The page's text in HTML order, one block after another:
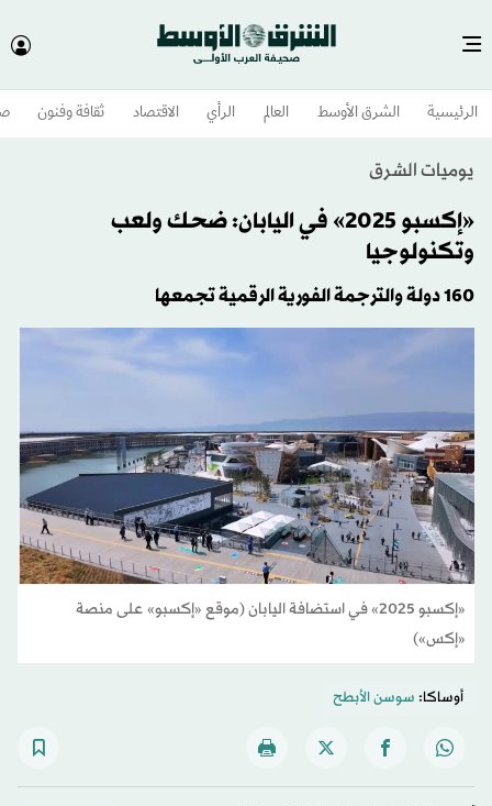
الرئيسية الشرق الأوسط​ العالم الرأي الاقتصاد ثقافة وفنون
يوميات الشرق
«إكسبو 2025» في اليابان: ضحك ولعب
وتكنولوجيا
160 دولة والترجمة الفورية الرقمية تجمعها
«إكسبو 2025» في استضافة اليابان (موقع «إكسبو» على منصة
«إكس»)
أوساكا: سوسن الأبطح